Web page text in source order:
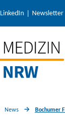
LinkedIn Newsletter
News Bochumer